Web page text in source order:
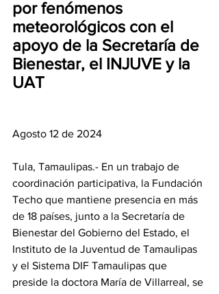
por fenómenos
meteorológicos con el
apoyo de la Secretaría de
Bienestar, el INJUVE y la
UAT
Agosto 12 de 2024
Tula, Tamaulipas.- En un trabajo de
coordinación participativa, la Fundación
Techo que mantiene presencia en más
de 18 países, junto a la Secretaría de
Bienestar del Gobierno del Estado, el
Instituto de la Juventud de Tamaulipas
y el Sistema DIF Tamaulipas que
preside la doctora María de Villarreal, se